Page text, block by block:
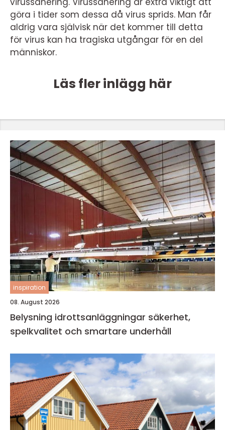
göra i tider som dessa då virus sprids. Man får
aldrig vara självisk när det kommer till detta
för virus kan ha tragiska utgångar för en del
människor.
Läs fler inlägg här
inspiration
08. August 2026
Belysning idrottsanläggningar säkerhet,
spelkvalitet och smartare underhåll